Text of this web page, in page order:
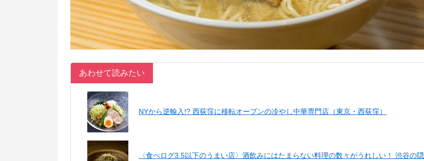
あわせて読みたい
NYから逆輸入!? 西荻窪に移転オープンの冷やし中華専門店（東京・西荻窪）
〈食べログ3.5以下のうまい店〉酒飲みにはたまらない料理の数々がうれしい！ 渋谷の隠